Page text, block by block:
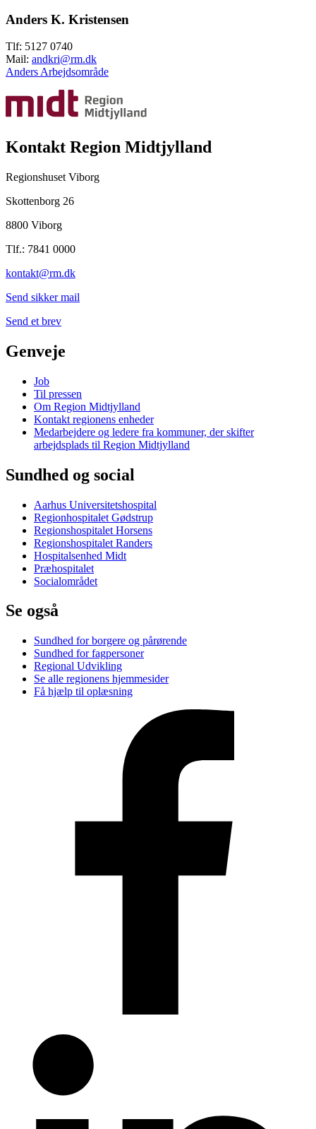
Anders K. Kristensen
Tlf: 5127 0740
Mail: andkri@rm.dk
Anders Arbejdsområde
Kontakt Region Midtjylland
Regionshuset Viborg
Skottenborg 26
8800 Viborg
Tlf.: 7841 0000
kontakt@rm.dk
Send sikker mail
Send et brev
Genveje
Job
Til pressen
Om Region Midtjylland
Kontakt regionens enheder
Medarbejdere og ledere fra kommuner, der skifter
arbejdsplads til Region Midtjylland
Sundhed og social
Aarhus Universitetshospital
Regionhospitalet Gødstrup
Regionshospitalet Horsens
Regionshospitalet Randers
Hospitalsenhed Midt
Præhospitalet
Socialområdet
Se også
Sundhed for borgere og pårørende
Sundhed for fagpersoner
Regional Udvikling
Se alle regionens hjemmesider
Få hjælp til oplæsning